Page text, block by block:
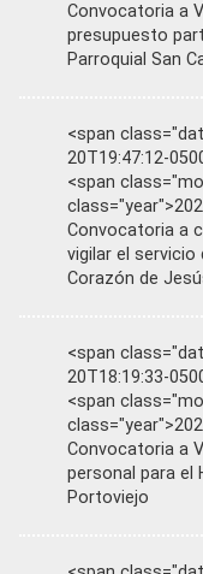
Convocatoria a
presupuesto
Parroquial San
<span
20T19:47:12-
<span
Convocatoria a
vigilar el
Corazón de
<span
20T18:19:33-
<span
Convocatoria a
personal para el
Portoviejo